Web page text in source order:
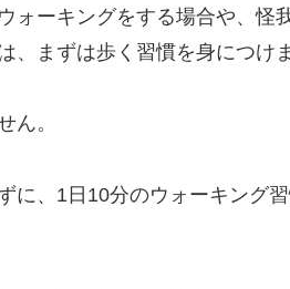
ォーキングをする場合や、怪
、まずは歩く習慣を身につけ
ん。
に、1日10分のウォーキング